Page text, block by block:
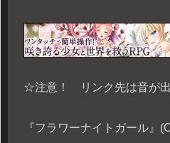
☆注意！ リンク先は音が出
『フラワーナイトガール』